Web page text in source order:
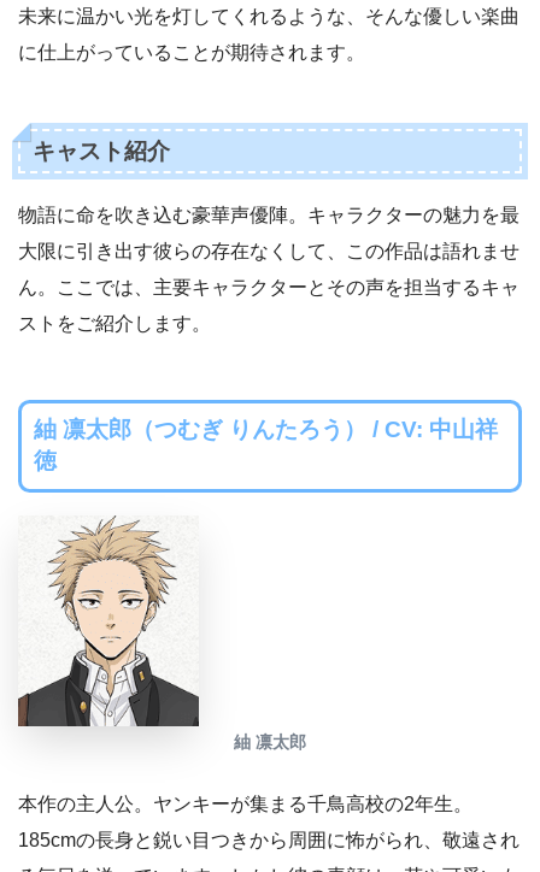
未来に温かい光を灯してくれるような、そんな優しい楽曲
に仕上がっていることが期待されます。
キャスト紹介
物語に命を吹き込む豪華声優陣。キャラクターの魅力を最
大限に引き出す彼らの存在なくして、この作品は語れませ
ん。ここでは、主要キャラクターとその声を担当するキャ
ストをご紹介します。
紬 凛太郎（つむぎ りんたろう） / CV: 中山祥
徳
紬 凛太郎
本作の主人公。ヤンキーが集まる千鳥高校の2年生。
185cmの長身と鋭い目つきから周囲に怖がられ、敬遠され